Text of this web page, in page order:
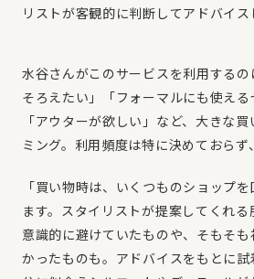
リストが客観的に判断してアドバイス
水谷さんがこのサービスを利用する
そろえたい」「フォーマルにも使える
「アウターが欲しい」など、大きな
ミング。利用頻度は特に決めておらず
「買い物時は、いくつものショップ
ます。スタイリストが提案してくれ
意識的に避けていたものや、そもそ
かったものも。アドバイスをもとに